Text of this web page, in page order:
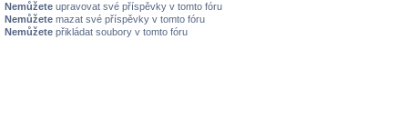
Nemůžete upravovat své příspěvky v tomto fóru
Nemůžete mazat své příspěvky v tomto fóru
Nemůžete přikládat soubory v tomto fóru